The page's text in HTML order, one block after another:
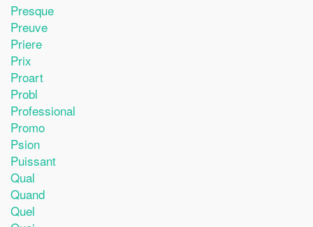
Presque
Preuve
Priere
Prix
Proart
Probl
Professional
Promo
Psion
Puissant
Qual
Quand
Quel